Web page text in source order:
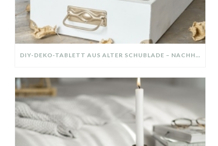
DIY-DEKO-TABLETT AUS ALTER SCHUBLADE – NACHHALTIGE HERBSTDEKO SELBER MACHEN!